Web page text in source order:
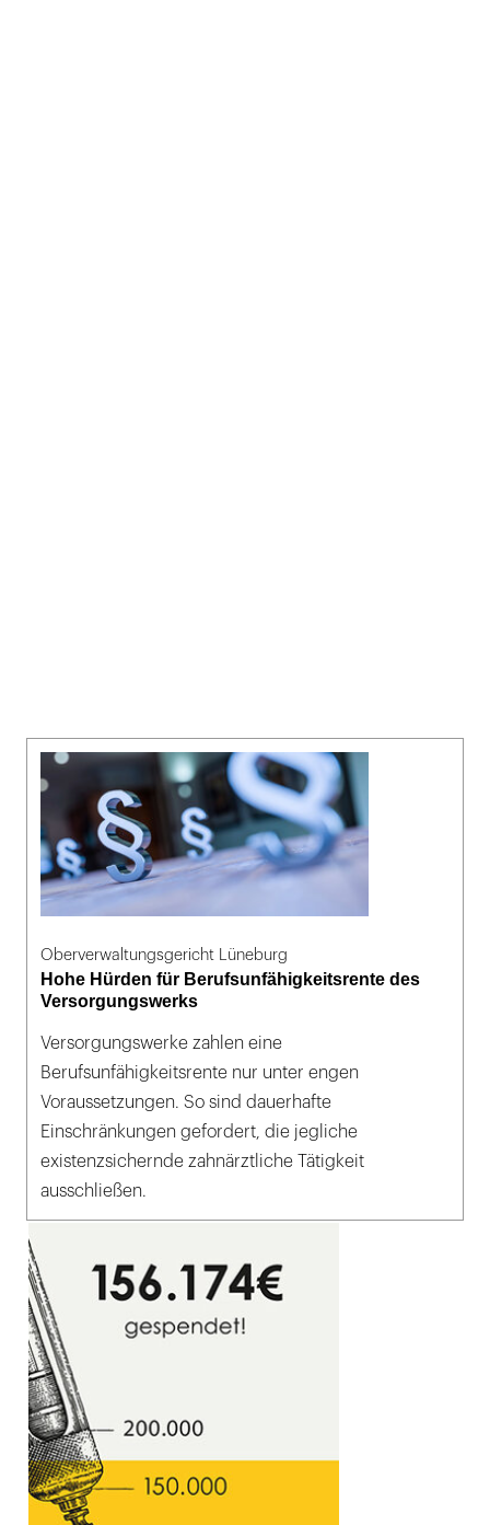
Oberverwaltungsgericht Lüneburg
Hohe Hürden für Berufsunfähigkeitsrente des
Versorgungswerks
Versorgungswerke zahlen eine
Berufsunfähigkeitsrente nur unter engen
Voraussetzungen. So sind dauerhafte
Einschränkungen gefordert, die jegliche
existenzsichernde zahnärztliche Tätigkeit
ausschließen.